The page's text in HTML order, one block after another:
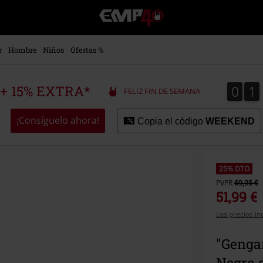
EMP
-
Música,
Merch
Ropa
Alternativa
Hombre Niños Ofertas %
15% EXTRA* FELIZ FIN DE SEMANA 0
0 1
1
¡Consíguelo ahora! Copia el código WEEKEND
25% DTO
PVPR69,95 €
51,99 €
Los precios